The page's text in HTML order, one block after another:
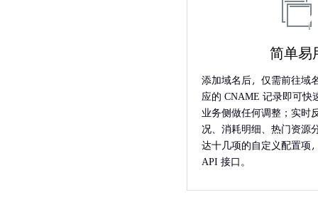
简单易
添加域名后，仅需前往域
应的 CNAME 记录即可快
业务侧做任何调整；实时
况、消耗明细、热门资源
达十几项的自定义配置项
API 接口。